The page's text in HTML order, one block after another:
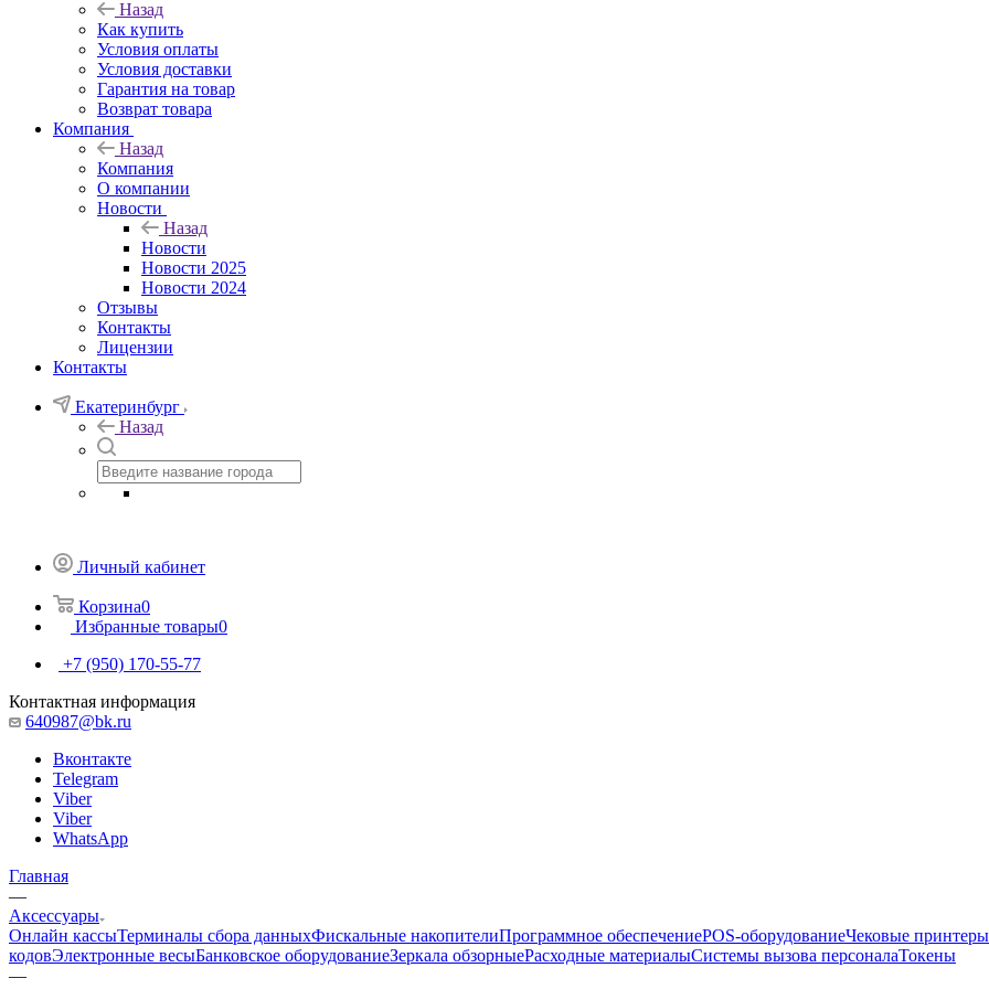
Назад
Как купить
Условия оплаты
Условия доставки
Гарантия на товар
Возврат товара
Компания
Назад
Компания
О компании
Новости
Назад
Новости
Новости 2025
Новости 2024
Отзывы
Контакты
Лицензии
Контакты
Екатеринбург
Назад
Личный кабинет
Корзина0
Избранные товары0
+7 (950) 170-55-77
Контактная информация
640987@bk.ru
Вконтакте
Telegram
Viber
Viber
WhatsApp
Главная
—
Аксессуары
Онлайн кассыТерминалы сбора данныхФискальные накопителиПрограммное обеспечениеPOS-оборудованиеЧековые принтеры
кодовЭлектронные весыБанковское оборудованиеЗеркала обзорныеРасходные материалыСистемы вызова персоналаТокены
—